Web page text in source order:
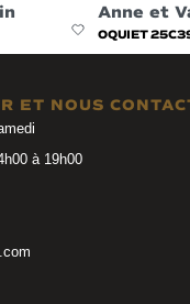
Anne et
OQUIET
ET NOUS
à 19h00